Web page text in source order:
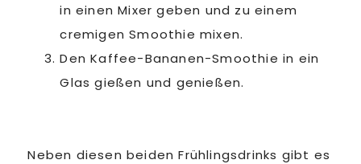
in einen Mixer geben und zu einem
cremigen Smoothie mixen.
Den Kaffee-Bananen-Smoothie in ein
Glas gießen und genießen.
Neben diesen beiden Frühlingsdrinks gibt es